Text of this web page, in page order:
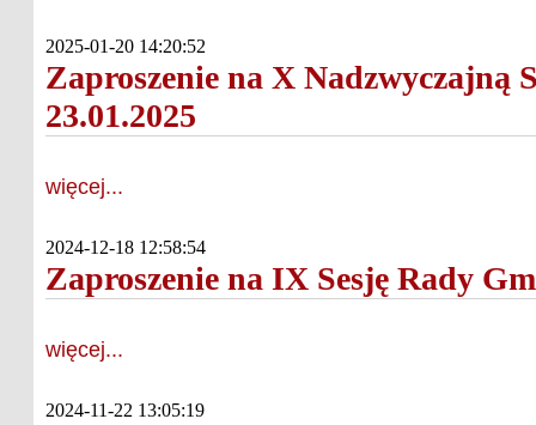
2025-01-20 14:20:52
Zaproszenie na X Nadzwyczajną
23.01.2025
więcej...
2024-12-18 12:58:54
Zaproszenie na IX Sesję Rady
więcej...
2024-11-22 13:05:19